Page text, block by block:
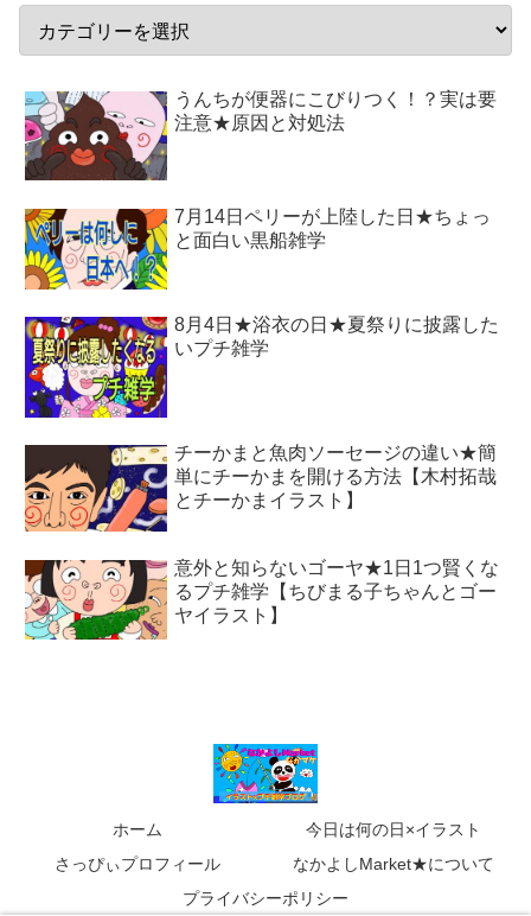
うんちが便器にこびりつく！？実は要
注意★原因と対処法
7月14日ペリーが上陸した日★ちょっ
と面白い黒船雑学
8月4日★浴衣の日★夏祭りに披露した
いプチ雑学
チーかまと魚肉ソーセージの違い★簡
単にチーかまを開ける方法【木村拓哉
とチーかまイラスト】
意外と知らないゴーヤ★1日1つ賢くな
るプチ雑学【ちびまる子ちゃんとゴー
ヤイラスト】
ホーム
今日は何の日×イラスト
さっぴぃプロフィール
なかよしMarket★について
プライバシーポリシー